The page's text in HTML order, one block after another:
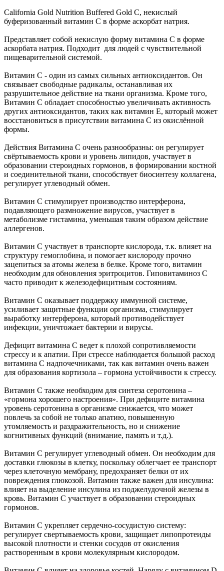
California Gold Nutrition Buffered Gold C, некислый
буферизованный витамин C в форме аскорбат натрия.
Представляет собой некислую форму витамина С в форме
аскорбата натрия. Подходит для людей с чувствительной
пищеварительной системой.
Витамин С - один из самых сильных антиоксидантов. Он
связывает свободные радикалы, останавливая их
разрушительное действие на ткани организма. Кроме того,
Витамин С обладает способностью увеличивать активность
других антиоксидантов, таких как витамин Е, который может
восстановиться в присутствии витамина С из окислённой
формы.
Действия Витамина С очень разнообразны: он регулирует
свёртываемость крови и уровень липидов, участвует в
образовании стероидных гормонов, в формировании костной
и соединительной ткани, способствует биосинтезу коллагена,
регулирует углеводный обмен.
Витамин С стимулирует производство интерферона,
подавляющего размножение вирусов, участвует в
метаболизме гистамина, уменьшая таким образом действие
аллергенов.
Витамин С участвует в транспорте кислорода, т.к. влияет на
структуру гемоглобина, и помогает кислороду прочно
зацепиться за атомы железа в белке. Кроме того, витамин
необходим для обновления эритроцитов. Гиповитаминоз С
часто приводит к железодефицитным состояниям.
Витамин С оказывает поддержку иммунной системе,
усиливает защитные функции организма, стимулирует
выработку интерферона, который противодействует
инфекции, уничтожает бактерии и вирусы.
Дефицит витамина С ведет к плохой сопротивляемости
стрессу и к апатии. При стрессе наблюдается большой расход
витамина С надпочечниками, так как витамин очень важен
для образования кортизола – гормона устойчивости к стрессу.
Витамин С также необходим для синтеза серотонина –
«гормона хорошего настроения». При дефиците витамина
уровень серотонина в организме снижается, что может
повлечь за собой не только апатию, повышенную
утомляемость и раздражительность, но и снижение
когнитивных функций (внимание, память и т.д.).
Витамин С регулирует углеводный обмен. Он необходим для
доставки глюкозы в клетку, поскольку облегчает ее транспорт
через клеточную мембрану, предохраняет белки от их
повреждения глюкозой. Витамин также важен для инсулина:
влияет на выделение инсулина из поджелудочной железы в
кровь. Витамин С участвует в образовании стероидных
гормонов.
Витамин С укрепляет сердечно-сосудистую систему:
регулирует свертываемость крови, защищает липопротеиды
высокой плотности и стенки сосудов от окисления
растворенным в крови молекулярным кислородом.